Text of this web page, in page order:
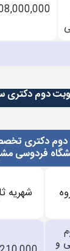
۱۴۰۴ - ۱۴۰۵
مشهد
شهریه ثابت